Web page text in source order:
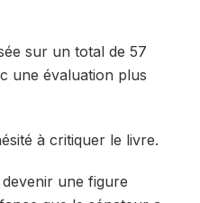
sur un total de 57
une évaluation plus
à critiquer le livre.
une figure